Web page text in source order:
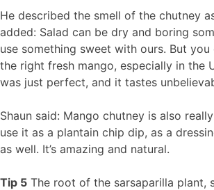
He described the smell of the chutney
added: Salad can be dry and boring
use something sweet with ours. But you
the right fresh mango, especially in the
was just perfect, and it tastes
Shaun said: Mango chutney is also
use it as a plantain chip dip, as a
as well. It’s amazing and natural.
Tip 5 The root of the sarsaparilla plant,